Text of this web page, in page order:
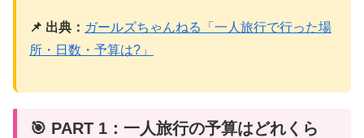
📌 出典： ガールズちゃんねる「一人旅行で行った場
所・日数・予算は?」
🎯 PART 1：一人旅行の予算はどれくら